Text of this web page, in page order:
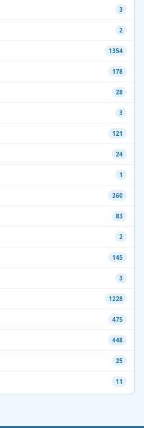
3
2
1354
178
28
3
121
24
1
360
83
2
145
3
1228
475
448
25
11